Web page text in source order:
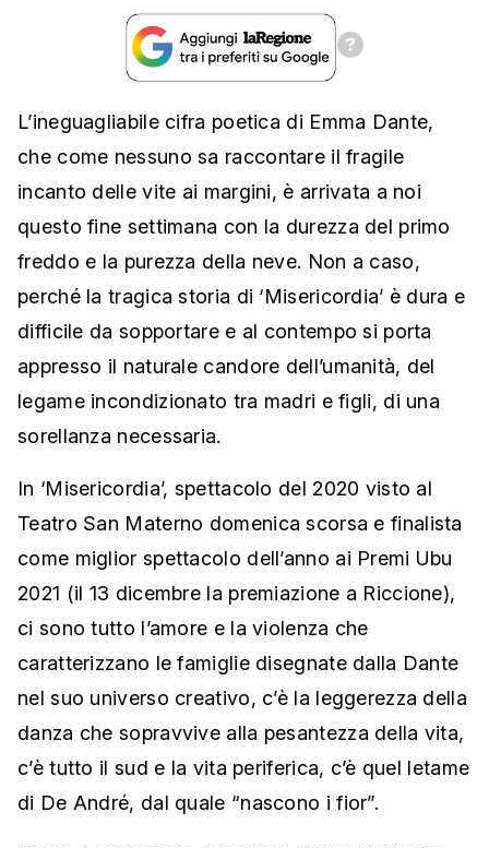
L’ineguagliabile cifra poetica di Emma Dante,
che come nessuno sa raccontare il fragile
incanto delle vite ai margini, è arrivata a noi
questo fine settimana con la durezza del primo
freddo e la purezza della neve. Non a caso,
perché la tragica storia di ‘Misericordia’ è dura e
difficile da sopportare e al contempo si porta
appresso il naturale candore dell’umanità, del
legame incondizionato tra madri e figli, di una
sorellanza necessaria.
In ‘Misericordia’, spettacolo del 2020 visto al
Teatro San Materno domenica scorsa e finalista
come miglior spettacolo dell’anno ai Premi Ubu
2021 (il 13 dicembre la premiazione a Riccione),
ci sono tutto l’amore e la violenza che
caratterizzano le famiglie disegnate dalla Dante
nel suo universo creativo, c’è la leggerezza della
danza che sopravvive alla pesantezza della vita,
c’è tutto il sud e la vita periferica, c’è quel letame
di De André, dal quale “nascono i fior”.